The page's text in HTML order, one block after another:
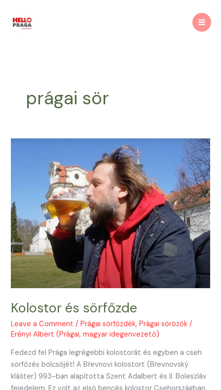
content
prágai sör
Kolostor és sörfőzde
Leave a Comment /Prágai sörfőzdék,Prágai sörözők /
Erényi Albert (Prágai, magyar idegenvezető)
Fedezd fel Prága legrégebbi kolostorát és egyben a cseh
sörfőzés bölcsőjét! A Břevnovi kolostort (Břevnovský
klášter) 993-ban alapította Szent Adalbert és II. Boleszláv